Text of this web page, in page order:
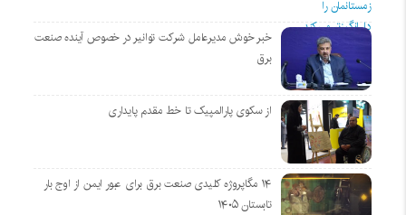
خبر خوش مدیرعامل شرکت توانیر در خصوص آینده صنعت
برق
از سکوی پارالمپیک تا خط مقدم پایداری
۱۴ مگاپروژه‌ کلیدی صنعت برق برای عبور ایمن از اوج بار
تابستان ۱۴۰۵